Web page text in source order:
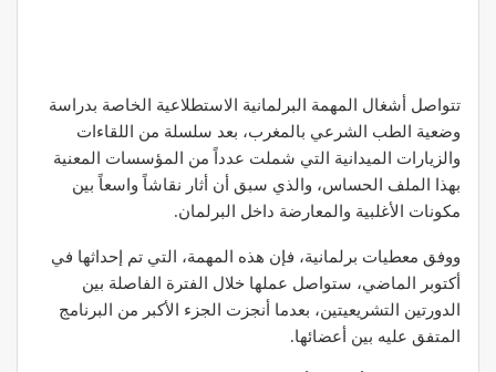
تتواصل أشغال المهمة البرلمانية الاستطلاعية الخاصة بدراسة
وضعية الطب الشرعي بالمغرب، بعد سلسلة من اللقاءات
والزيارات الميدانية التي شملت عدداً من المؤسسات المعنية
بهذا الملف الحساس، والذي سبق أن أثار نقاشاً واسعاً بين
مكونات الأغلبية والمعارضة داخل البرلمان.
ووفق معطيات برلمانية، فإن هذه المهمة، التي تم إحداثها في
أكتوبر الماضي، ستواصل عملها خلال الفترة الفاصلة بين
الدورتين التشريعيتين، بعدما أنجزت الجزء الأكبر من البرنامج
المتفق عليه بين أعضائها.